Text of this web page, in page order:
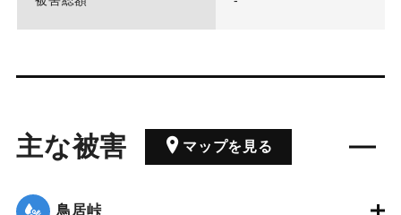
主な被害 マップを見る
鳥居峠